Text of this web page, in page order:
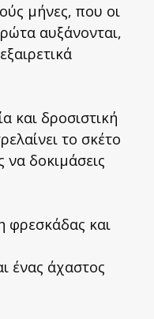
μήνες, που οι
αυξάνονται,
και δροσιστική
το σκέτο
να δοκιμάσεις
φρεσκάδας και
ένας άχαστος